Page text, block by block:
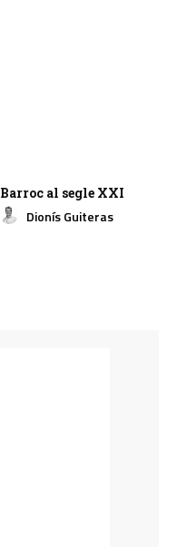
Barroc al segle XXI
Dionís Guiteras